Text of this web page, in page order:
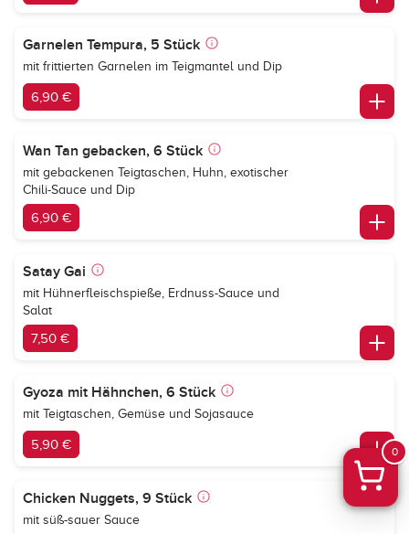
Garnelen Tempura, 5 Stück
mit frittierten Garnelen im Teigmantel und Dip
6,90 €
Wan Tan gebacken, 6 Stück
mit gebackenen Teigtaschen, Huhn, exotischer
Chili-Sauce und Dip
6,90 €
Satay Gai
mit Hühnerfleischspieße, Erdnuss-Sauce und
Salat
7,50 €
Gyoza mit Hähnchen, 6 Stück
mit Teigtaschen, Gemüse und Sojasauce
5,90 €
Chicken Nuggets, 9 Stück
mit süß-sauer Sauce
0